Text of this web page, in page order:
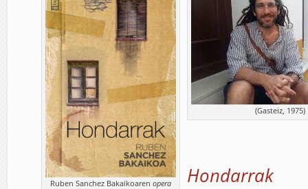
Ruben Sanchez Bakaikoaren opera
(Gasteiz, 1975)
Hondarrak